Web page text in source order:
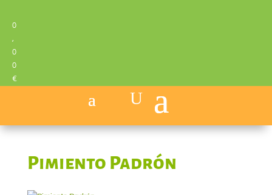
0
,
0
0
€
Pimiento Padrón